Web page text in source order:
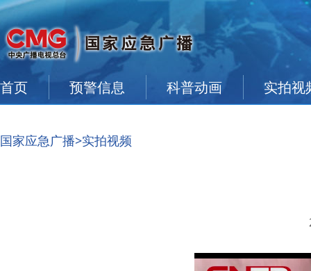
首页 预警信息 科普动画 实拍视
国家应急广播>实拍视频